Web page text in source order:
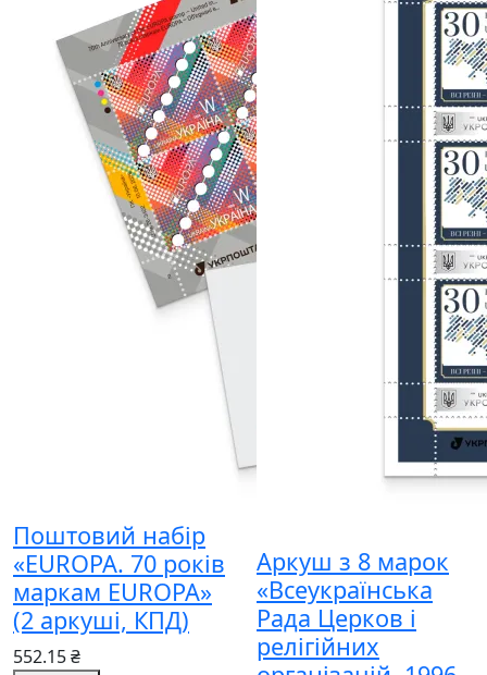
Поштовий набір
«EUROPA. 70 років
маркам EUROPA»
(2 аркуші, КПД)
552.15 ₴
Аркуш з 8 марок
«Всеукраїнська
Рада Церков і
релігійних